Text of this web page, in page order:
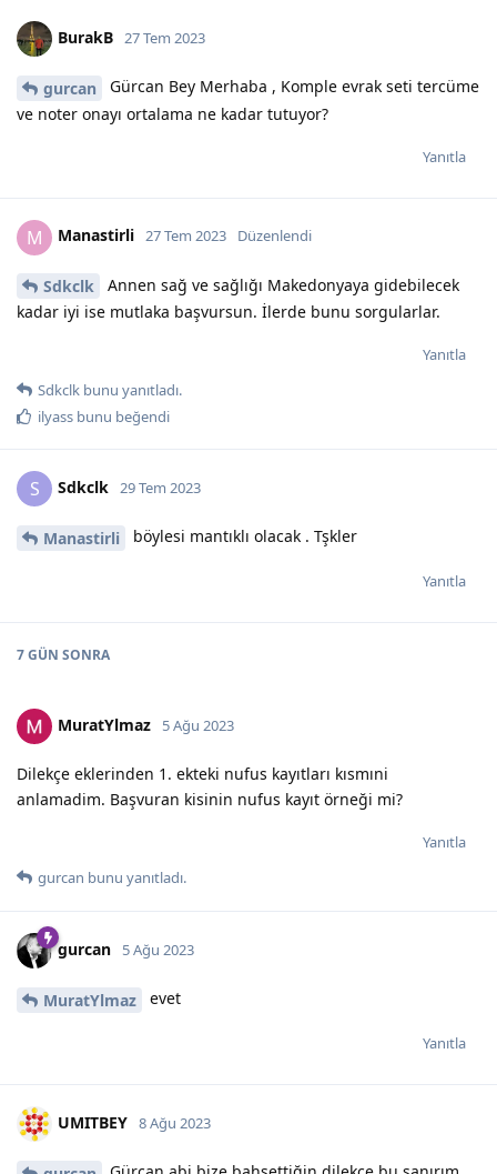
BurakB 27 Tem 2023
gurcan
Gürcan Bey Merhaba , Komple evrak seti tercüme
ve noter onayı ortalama ne kadar tutuyor?
Yanıtla
M Manastirli 27 Tem 2023 Düzenlendi
Sdkclk
Annen sağ ve sağlığı Makedonyaya gidebilecek
kadar iyi ise mutlaka başvursun. İlerde bunu sorgularlar.
Yanıtla
Sdkclk bunu yanıtladı.
ilyass bunu beğendi
S Sdkclk 29 Tem 2023
Manastirli böylesi mantıklı olacak . Tşkler
Yanıtla
7 GÜN SONRA
MuratYlmaz 5 Ağu 2023
Dilekçe eklerinden 1. ekteki nufus kayıtları kısmıni
anlamadim. Başvuran kisinin nufus kayıt örneği mi?
Yanıtla
gurcan bunu yanıtladı.
gurcan 5 Ağu 2023
MuratYlmaz evet
Yanıtla
UMITBEY 8 Ağu 2023